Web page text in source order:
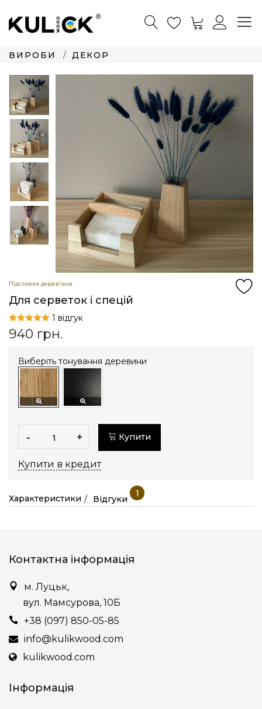
ВИРОБИ ДЕКОР
Підставка дерев'яна
Для серветок і спецій
1 відгук
940 грн.
Виберіть тонування деревини
- + Купити
Купити в кредит
Характеристики Відгуки
1
Контактна інформація
м. Луцьк,
вул. Мамсурова, 10Б
+38 (097) 850-05-85
info@kulikwood.com
kulikwood.com
Інформація